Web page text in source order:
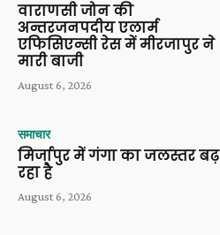
वाराणसी जोन की
अन्तरजनपदीय एलार्म
एफिसिएन्सी रेस में मीरजापुर ने
मारी बाजी
August 6, 2026
समाचार
मिर्जापुर में गंगा का जलस्तर बढ़
रहा है
August 6, 2026